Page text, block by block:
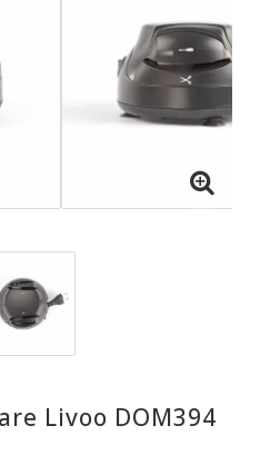
Livoo DOM394